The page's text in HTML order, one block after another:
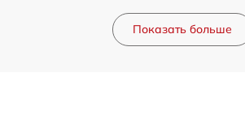
Показать больше